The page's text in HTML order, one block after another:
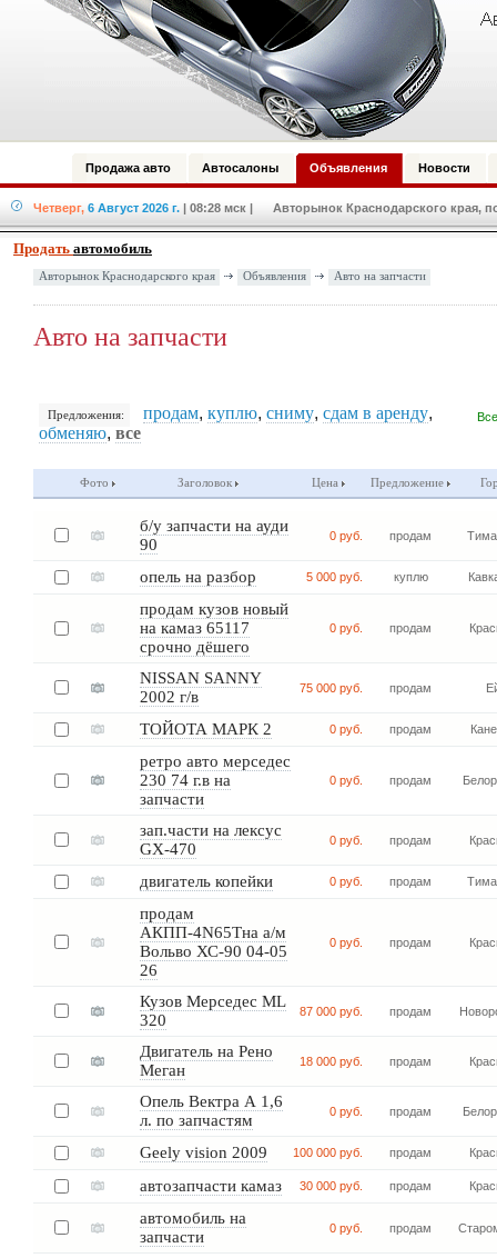
Продажа авто Автосалоны Объявления Новости
Четверг, 6 Август 2026 г. | 08:28 мск | Авторынок Краснодарского края,
Продать автомобиль
Авторынок Краснодарского края Объявления Авто на запчасти
Авто на запчасти
Предложения: продам, куплю, сниму, сдам в аренду,
обменяю, все
Фото Заголовок Цена Предложение
б/у запчасти на ауди
90
0 руб. продам
опель на разбор 5 000 руб. куплю
продам кузов новый
на камаз 65117
срочно дёшего
0 руб. продам
NISSAN SANNY
2002 г/в
75 000 руб. продам
ТОЙОТА МАРК 2 0 руб. продам
ретро авто мерседес
230 74 г.в на
запчасти
0 руб. продам
зап.части на лексус
GX-470
0 руб. продам
двигатель копейки 0 руб. продам
продам
АКПП-4N65Tна а/м
Вольво ХС-90 04-05
26
0 руб. продам
Кузов Мерседес ML
320
87 000 руб. продам
Двигатель на Рено
Меган
18 000 руб. продам
Опель Вектра А 1,6
л. по запчастям
0 руб. продам
Geely vision 2009 100 000 руб. продам
автозапчасти камаз 30 000 руб. продам
автомобиль на
запчасти
0 руб. продам